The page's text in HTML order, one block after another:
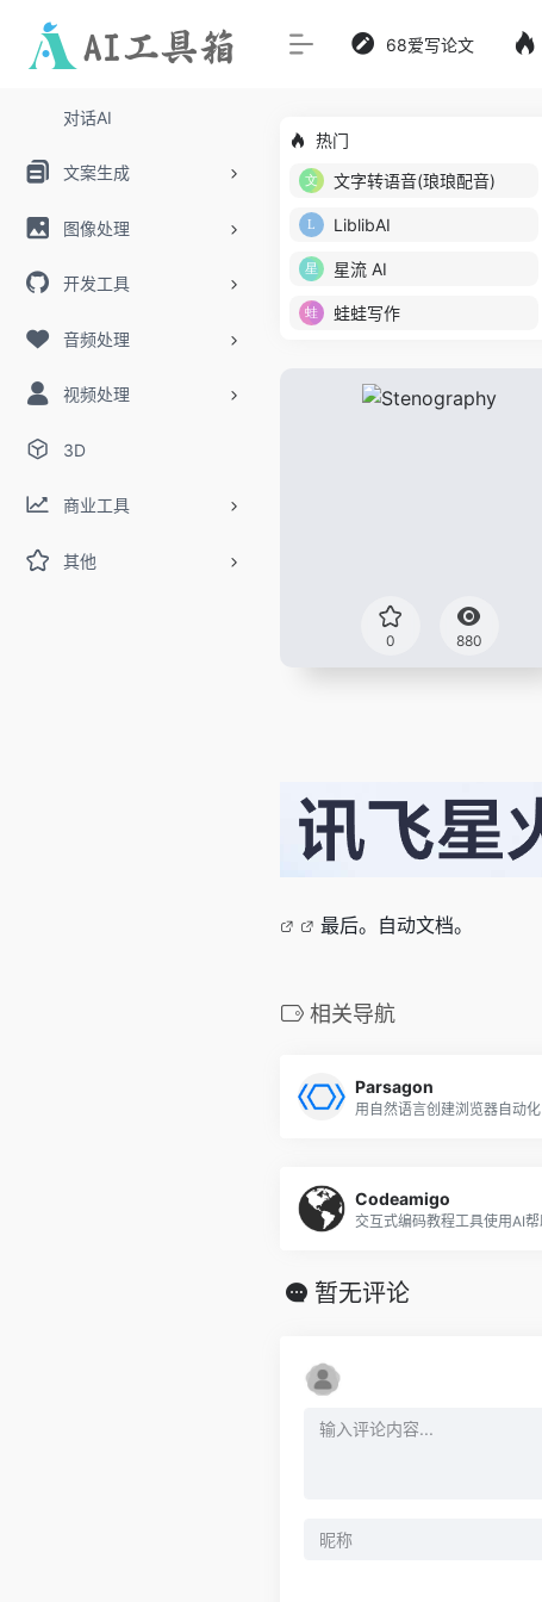
对话AI
文案生成
图像处理
开发工具
音频处理
视频处理
3D
商业工具
其他
68爱写论文
热门
文字转语音(琅琅配音)
LiblibAI
星流 AI
蛙蛙写作
0 880
最后。自动文档。
相关导航
Parsagon
用自然语言创建浏览器自动化
Codeamigo
暂无评论